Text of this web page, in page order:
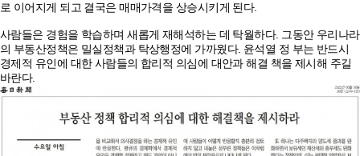
로 이어지게 되고 결국은 매매가격을 상승시키게 된다.
사람들은 경험을 학습하며 새롭게 재해석하는 데 탁월하다. 그동안 우리나라
의 부동산정책은 밀실정책과 탁상행정에 가까웠다. 윤석열 정 부는 반드시
경제적 유인에 대한 사람들의 합리적 의심에 대안과 해결 책을 제시해 주길
바란다.